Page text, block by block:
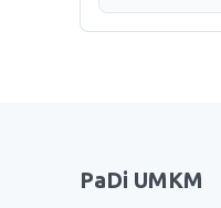
PaDi UMKM